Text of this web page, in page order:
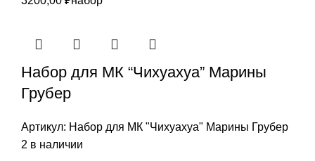
Набор для МК “Чихуахуа” Марины
Грубер
Артикул: Набор для МК "Чихуахуа" Марины Грубер
2 в наличии